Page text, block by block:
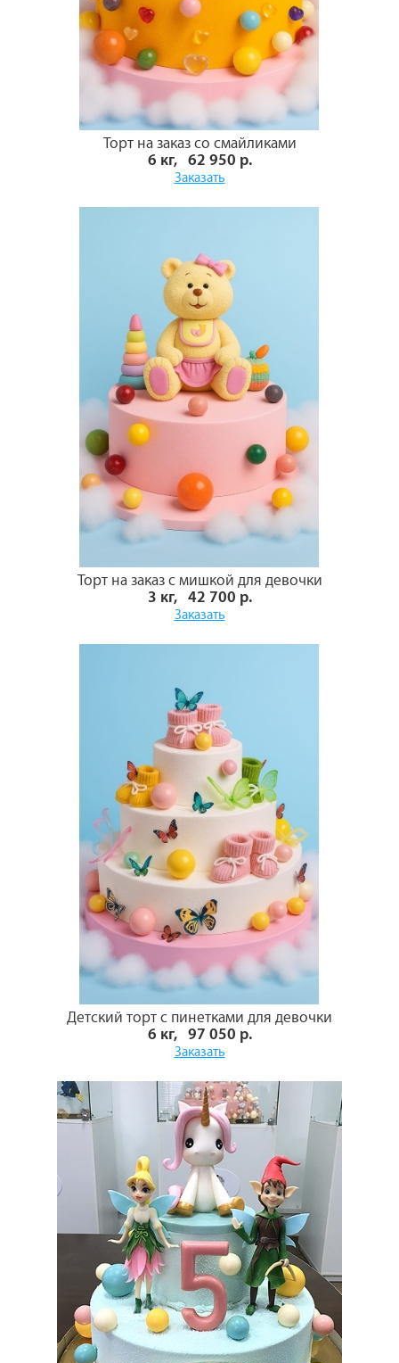
Торт на заказ со смайликами
6 кг, 62 950 р.
Заказать
Торт на заказ с мишкой для девочки
3 кг, 42 700 р.
Заказать
Детский торт с пинетками для девочки
6 кг, 97 050 р.
Заказать